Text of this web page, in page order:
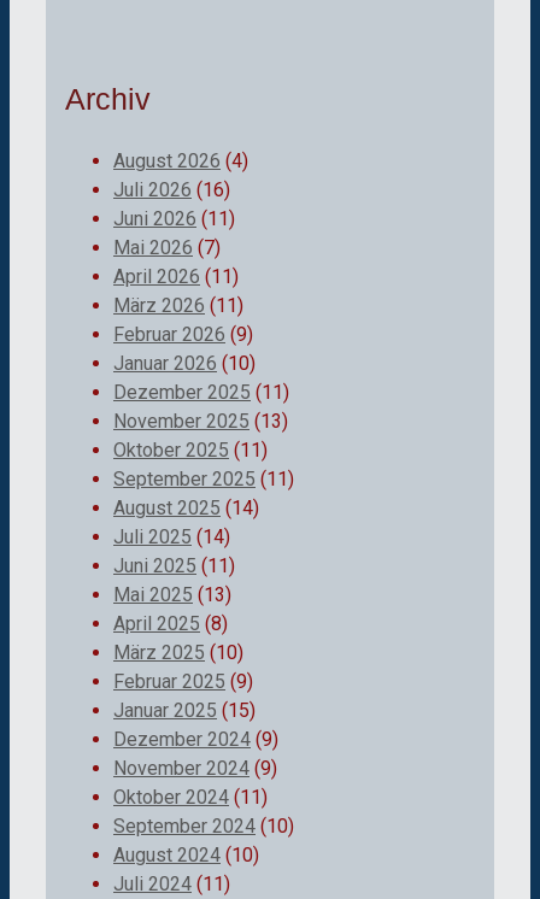
Archiv
August 2026 (4)
Juli 2026 (16)
Juni 2026 (11)
Mai 2026 (7)
April 2026 (11)
März 2026 (11)
Februar 2026 (9)
Januar 2026 (10)
Dezember 2025 (11)
November 2025 (13)
Oktober 2025 (11)
September 2025 (11)
August 2025 (14)
Juli 2025 (14)
Juni 2025 (11)
Mai 2025 (13)
April 2025 (8)
März 2025 (10)
Februar 2025 (9)
Januar 2025 (15)
Dezember 2024 (9)
November 2024 (9)
Oktober 2024 (11)
September 2024 (10)
August 2024 (10)
Juli 2024 (11)